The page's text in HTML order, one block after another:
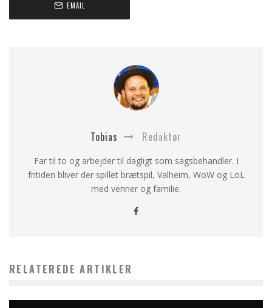
EMAIL
Tobias Redaktør
Far til to og arbejder til dagligt som sagsbehandler. I
fritiden bliver der spillet brætspil, Valheim, WoW og LoL
med venner og familie.
RELATEREDE ARTIKLER